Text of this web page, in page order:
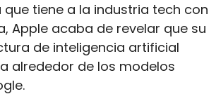
que tiene a la industria tech con
Apple acaba de revelar que su
de inteligencia artificial
alrededor de los modelos